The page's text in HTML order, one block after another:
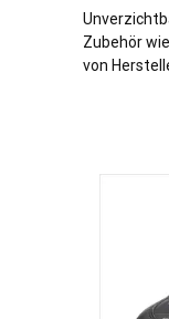
Zubehör
von